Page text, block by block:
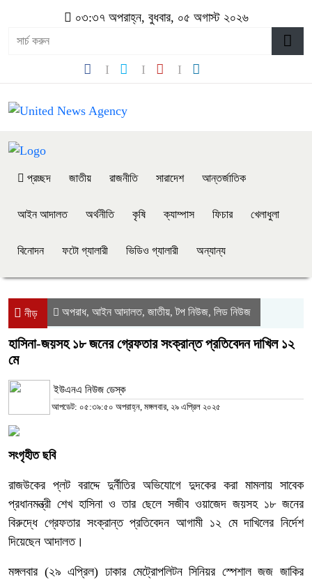
০৩:৩৭ অপরাহ্ন, বুধবার, ০৫ অগাস্ট ২০২৬
প্রচ্ছদ জাতীয় রাজনীতি সারাদেশ আন্তর্জাতিক
আইন আদালত অর্থনীতি কৃষি ক্যাম্পাস ফিচার খেলাধুলা
বিনোদন ফটো গ্যালারী ভিডিও গ্যালারী অন্যান্য
নীড় অপরাধ, আইন আদালত, জাতীয়,টপ নিউজ, লিড নিউজ
হাসিনা-জয়সহ ১৮ জনের গ্রেফতার সংক্রান্ত প্রতিবেদন দাখিল ১২
মে
ইউএনএ নিউজ ডেস্ক
আপডেট: ০৫:৩৯:৫০ অপরাহ্ন, মঙ্গলবার, ২৯ এপ্রিল ২০২৫
সংগৃহীত ছবি
রাজউকের প্লট বরাদ্দে দুর্নীতির অভিযোগে দুদকের করা মামলায় সাবেক
প্রধানমন্ত্রী শেখ হাসিনা ও তার ছেলে সজীব ওয়াজেদ জয়সহ ১৮ জনের
বিরুদ্ধে গ্রেফতার সংক্রান্ত প্রতিবেদন আগামী ১২ মে দাখিলের নির্দেশ
দিয়েছেন আদালত।
মঙ্গলবার (২৯ এপ্রিল) ঢাকার মেট্রোপলিটন সিনিয়র স্পেশাল জজ জাকির